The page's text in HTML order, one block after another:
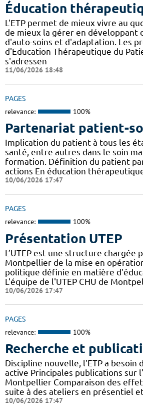
Éducation
L'ETP permet de mieux vivre au
de mieux la gérer en développant
d'auto-soins et d'adaptation. Les
d'Education Thérapeutique du
s'adressen
11/06/2026 18:48
PAGES
relevance: 100%
Partenariat patient-
Implication du patient à tous les
santé, entre autres dans le soin
formation. Définition du patient
actions En éducation
10/06/2026 17:47
PAGES
relevance: 100%
Présentation UTEP
L’UTEP est une structure chargée
Montpellier de la mise en
politique définie en matière
L'équipe de l'UTEP CHU de
10/06/2026 17:47
PAGES
relevance: 100%
Recherche et
Discipline nouvelle, l'ETP a besoin
active Principales publications sur
Montpellier Comparaison des
suite à des ateliers en présentiel
10/06/2026 17:47